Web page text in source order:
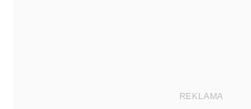
REKLAMA